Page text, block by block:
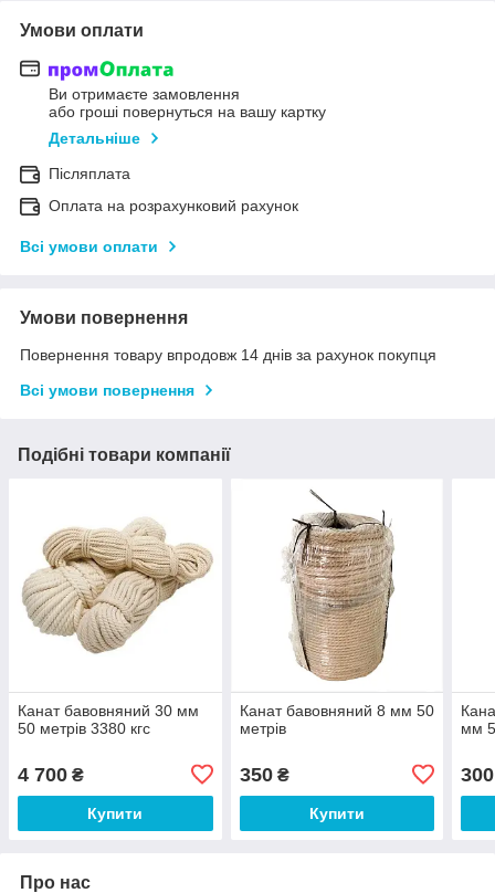
Умови оплати
Ви отримаєте замовлення
або гроші повернуться на вашу картку
Детальніше
Післяплата
Оплата на розрахунковий рахунок
Всі умови оплати
Умови повернення
Повернення товару впродовж 14 днів за рахунок покупця
Всі умови повернення
Подібні товари компанії
Канат бавовняний 30 мм
50 метрів 3380 кгс
4 700 ₴
Купити
Канат бавовняний 8 мм 50
метрів
350₴
Купити
мм
300
Про нас